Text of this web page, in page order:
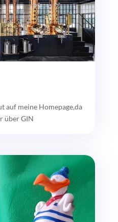
auf meine Homepage,da
über GIN